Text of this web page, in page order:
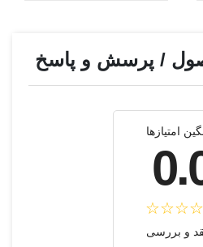
/ پرسش و پاسخ
امتیازها